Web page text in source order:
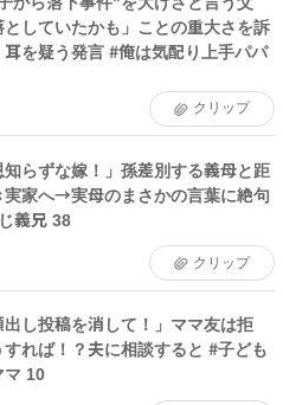
としていたかも」ことの重大さを訴
耳を疑う発言 #俺は気配り上手パパ
クリップ
知らずな嫁！」孫差別する義母と距
実家へ→実母のまさかの言葉に絶句
義兄 38
クリップ
出し投稿を消して！」ママ友は拒
れば！？夫に相談すると #子ども
マ 10